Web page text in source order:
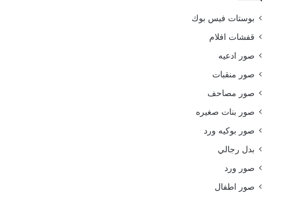
بوستات فيس بوك
قفشات افلام
صور ادعيه
صور منقبات
صور مصاحف
صور بنات صغيره
صور بوكيه ورد
بدل رجالي
صور ورد
صور اطفال